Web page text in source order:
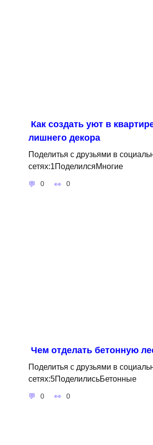
Как создать уют в
лишнего декора
Поделитья с друзьями в
сетях:1ПоделилсяМногие
0 0
Чем отделать бетонную
Поделитья с друзьями в
сетях:5ПоделилисьБетонные
0 0